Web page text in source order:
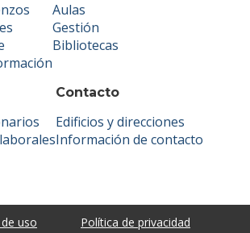
Aulas
Gestión
Bibliotecas
Contacto
Edificios y direcciones
Información de contacto
uso Política de privacidad